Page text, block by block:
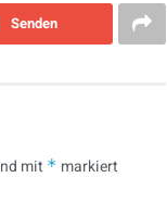
Senden
mit * markiert